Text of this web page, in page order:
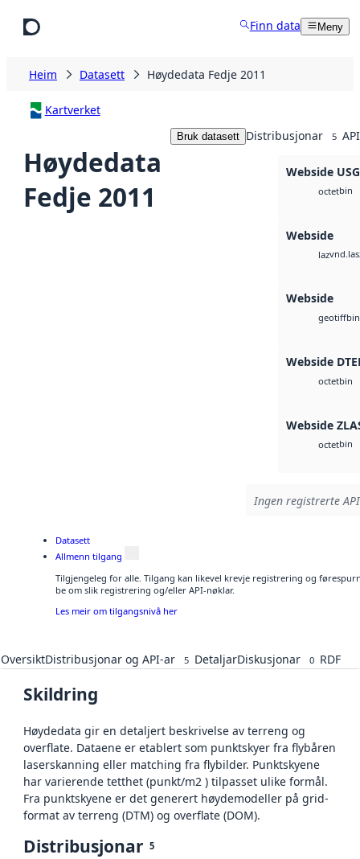
Finn data Meny
Heim Datasett Høydedata Fedje 2011
Kartverket
Høydedata
Fedje 2011
Bruk datasett Distribusjonar 5
Webside
octetbin
Webside
laz
Webside
geotiffbin
Webside
octetbin
Webside
octetbin
Ingen registrerte
Datasett
Allmenn tilgang
Tilgjengeleg for alle. Tilgang kan likevel krevje registrering og
be om slik registrering og/eller API-nøklar.
Les meir om tilgangsnivå her
OversiktDistribusjonar og API-ar 5 DetaljarDiskusjonar 0 RDF
Skildring
Høydedata gir en detaljert beskrivelse av terreng og
overflate. Dataene er etablert som punktskyer fra flybåren
laserskanning eller matching fra flybilder. Punktskyene
har varierende tetthet (punkt/m2 ) tilpasset ulike formål.
Fra punktskyene er det generert høydemodeller på grid-
format av terreng (DTM) og overflate (DOM).
Distribusjonar 5